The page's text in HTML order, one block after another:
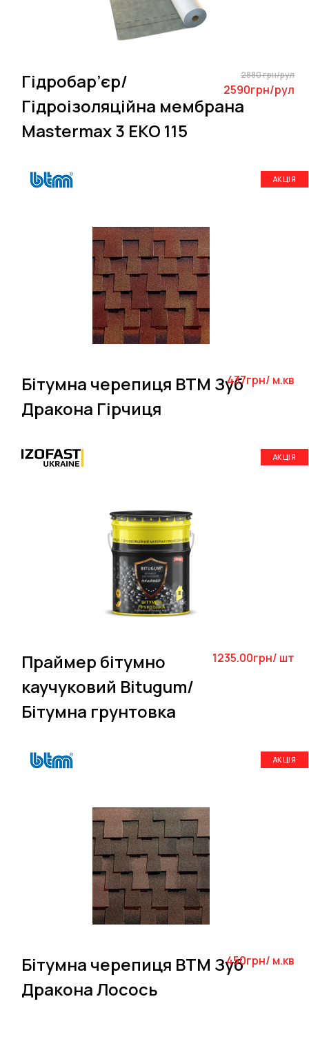
Гідробар’єр/
Гідроізоляційна мембрана
Mastermax 3 EKO 115
2880 грн/рул
2590грн/рул
АКЦІЯ
Бітумна черепиця BTM Зуб
Дракона Гірчиця
437грн/ м.кв
АКЦІЯ
Праймер бітумно
каучуковий Bitugum/
Бітумна грунтовка
1235.00грн/ шт
АКЦІЯ
Бітумна черепиця BTM Зуб
Дракона Лосось
450грн/ м.кв